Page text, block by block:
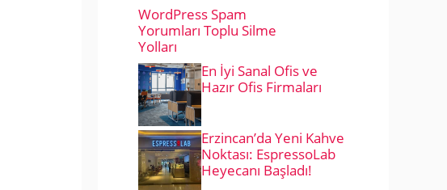
WordPress Spam
Yorumları Toplu Silme
Yolları
En İyi Sanal Ofis ve
Hazır Ofis Firmaları
Erzincan’da Yeni Kahve
Noktası: EspressoLab
Heyecanı Başladı!